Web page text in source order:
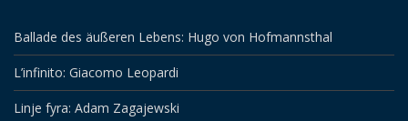
Ballade des äußeren Lebens: Hugo von Hofmannsthal
L’infinito: Giacomo Leopardi
Linje fyra: Adam Zagajewski